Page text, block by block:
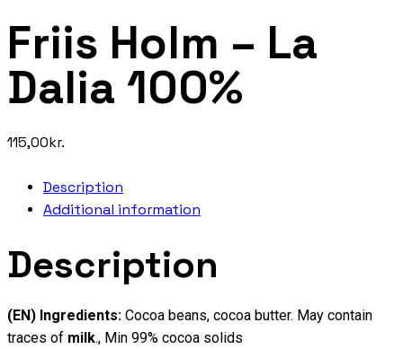
Friis Holm – La
Dalia 100%
115,00kr.
Description
Additional information
Description
(EN) Ingredients: Cocoa beans, cocoa butter. May contain
traces of milk., Min 99% cocoa solids